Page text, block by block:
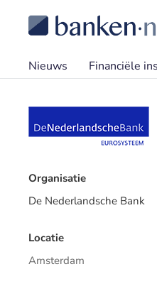
Nieuws Financiële
Organisatie
De Nederlandsche Bank
Locatie
Amsterdam